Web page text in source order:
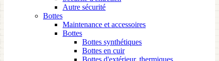
Autre sécurité
Bottes
Maintenance et accessoires
Bottes
Bottes synthétiques
Bottes en cuir